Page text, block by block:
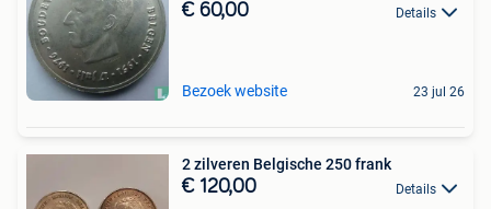
€ 60,00 Details
Bezoek website 23 jul 26
2 zilveren Belgische 250 frank
€ 120,00 Details